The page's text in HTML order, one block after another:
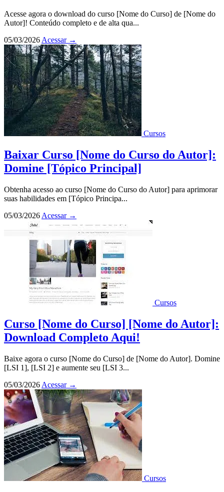
Acesse agora o download do curso [Nome do Curso] de [Nome do
Autor]! Conteúdo completo e de alta qua...
05/03/2026 Acessar →
Cursos
Baixar Curso [Nome do Curso do Autor]:
Domine [Tópico Principal]
Obtenha acesso ao curso [Nome do Curso do Autor] para aprimorar
suas habilidades em [Tópico Principa...
05/03/2026 Acessar →
Cursos
Curso [Nome do Curso] [Nome do Autor]:
Download Completo Aqui!
Baixe agora o curso [Nome do Curso] de [Nome do Autor]. Domine
[LSI 1], [LSI 2] e aumente seu [LSI 3...
05/03/2026 Acessar →
Cursos